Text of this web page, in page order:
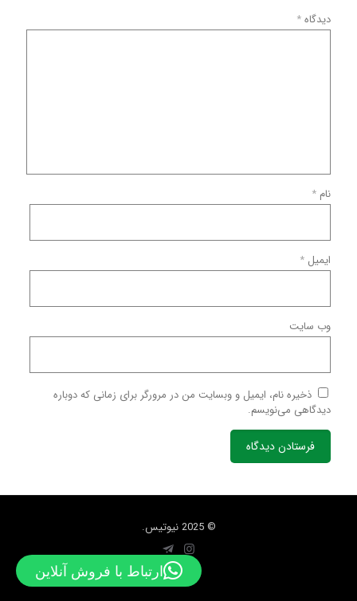
دیدگاه*
نام *
ایمیل *
وب‌ سایت
ذخیره نام، ایمیل و وبسایت من در مرورگر برای زمانی که دوباره
دیدگاهی می‌نویسم.
© 2025 نیوتیس.
ارتباط با فروش آنلاین